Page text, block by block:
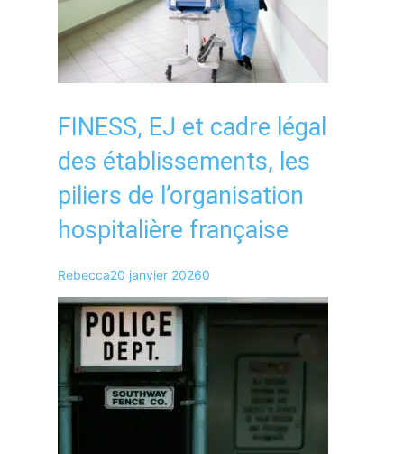
FINESS, EJ et cadre légal
des établissements, les
piliers de l’organisation
hospitalière française
Rebecca20 janvier 20260